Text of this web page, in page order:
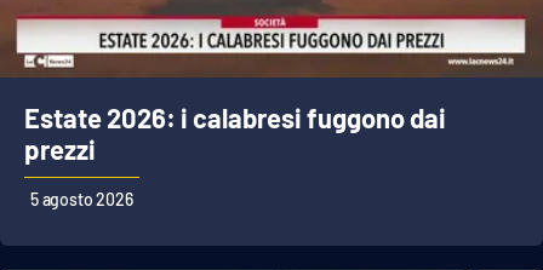
Estate 2026: i calabresi fuggono dai
prezzi
5 agosto 2026